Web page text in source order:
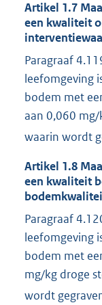
Artikel 1.7
een kwaliteit
Paragraaf
leefomgeving
bodem met
aan 0,060
waarin wordt
Artikel 1.8
een kwaliteit
Paragraaf
leefomgeving
bodem met
mg/kg droge
wordt